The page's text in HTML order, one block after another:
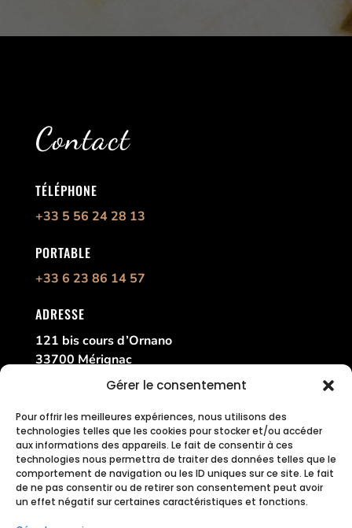
Gérer le consentement
Pour offrir les meilleures expériences, nous utilisons des
technologies telles que les cookies pour stocker et/ou accéder
aux informations des appareils. Le fait de consentir à ces
technologies nous permettra de traiter des données telles que le
comportement de navigation ou les ID uniques sur ce site. Le fait
de ne pas consentir ou de retirer son consentement peut avoir
un effet négatif sur certaines caractéristiques et fonctions.
Contact
TÉLÉPHONE
+33 5 56 24 28 13
PORTABLE
+33 6 23 86 14 57
ADRESSE
121 bis cours d’Ornano
33700 Mérignac